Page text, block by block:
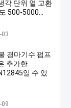
각 단위 열 교환
500-5000
펌프 운전자
03
경마기수 펌프
추가한
일 수 있
09